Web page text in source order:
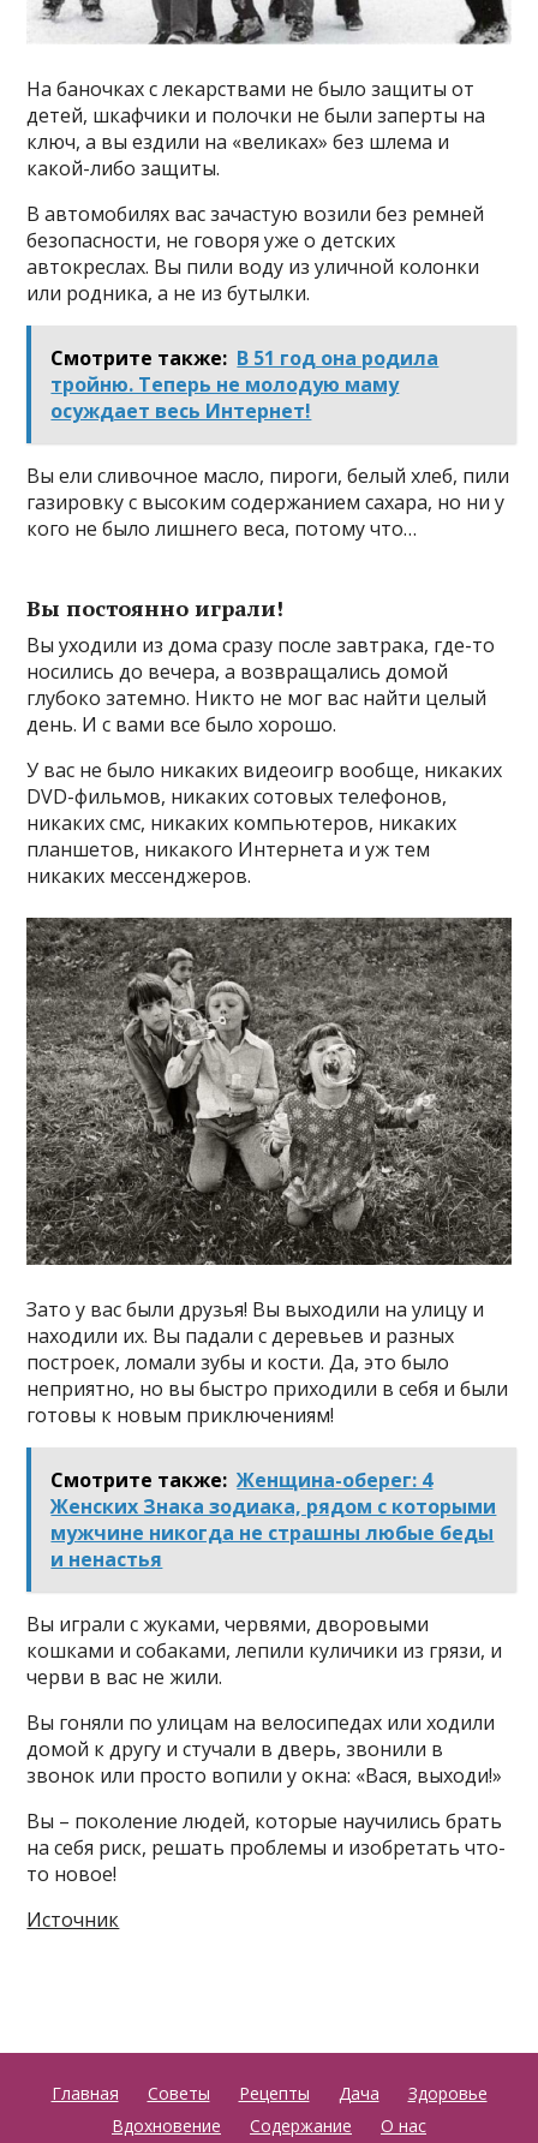
На баночках с лекарствами не было защиты от
детей, шкафчики и полочки не были заперты на
ключ, а вы ездили на «великах» без шлема и
какой-либо защиты.
В автомобилях вас зачастую возили без ремней
безопасности, не говоря уже о детских
автокреслах. Вы пили воду из уличной колонки
или родника, а не из бутылки.
Смотрите также: В 51 год она родила
тройню. Теперь не молодую маму
осуждает весь Интернет!
Вы ели сливочное масло, пироги, белый хлеб, пили
газировку с высоким содержанием сахара, но ни у
кого не было лишнего веса, потому что…
Вы постоянно играли!
Вы уходили из дома сразу после завтрака, где-то
носились до вечера, а возвращались домой
глубоко затемно. Никто не мог вас найти целый
день. И с вами все было хорошо.
У вас не было никаких видеоигр вообще, никаких
DVD-фильмов, никаких сотовых телефонов,
никаких смс, никаких компьютеров, никаких
планшетов, никакого Интернета и уж тем
никаких мессенджеров.
Зато у вас были друзья! Вы выходили на улицу и
находили их. Вы падали с деревьев и разных
построек, ломали зубы и кости. Да, это было
неприятно, но вы быстро приходили в себя и были
готовы к новым приключениям!
Смотрите также: Женщина-оберег: 4
Женских Знака зодиака, рядом с которыми
мужчине никогда не страшны любые беды
и ненастья
Вы играли с жуками, червями, дворовыми
кошками и собаками, лепили куличики из грязи, и
черви в вас не жили.
Вы гоняли по улицам на велосипедах или ходили
домой к другу и стучали в дверь, звонили в
звонок или просто вопили у окна: «Вася, выходи!»
Вы – поколение людей, которые научились брать
на себя риск, решать проблемы и изобретать что-
то новое!
Источник
Главная Советы Рецепты Дача
Здоровье
Вдохновение
Содержание О нас